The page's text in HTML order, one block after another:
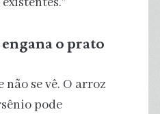
o prato
não se vê. O arroz
pode